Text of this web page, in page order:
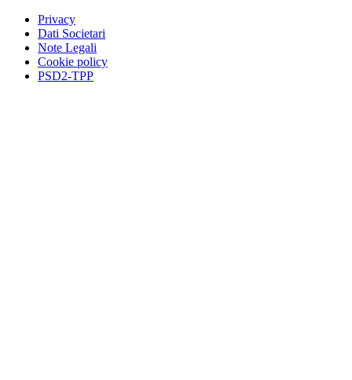
Privacy
Dati Societari
Note Legali
Cookie policy
PSD2-TPP